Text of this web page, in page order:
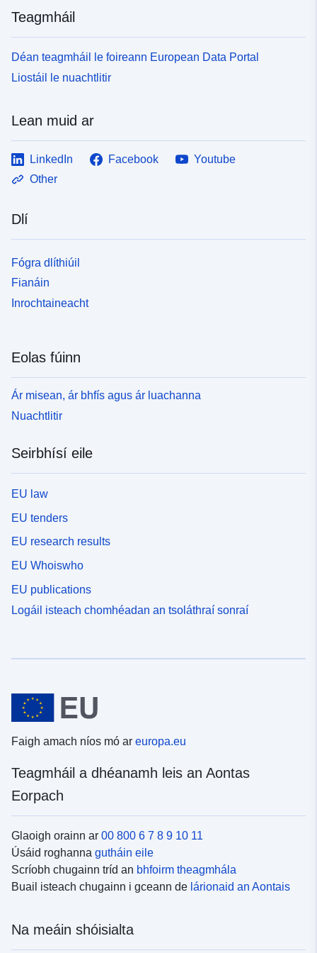
Teagmháil
Déan teagmháil le foireann European Data Portal
Liostáil le nuachtlitir
Lean muid ar
LinkedIn Facebook
Youtube
Other
Dlí
Fógra dlíthiúil
Fianáin
Inrochtaineacht
Eolas fúinn
Ár misean, ár bhfís agus ár luachanna
Nuachtlitir
Seirbhísí eile
EU law
EU tenders
EU research results
EU Whoiswho
EU publications
Logáil isteach chomhéadan an tsoláthraí sonraí
Faigh amach níos mó ar europa.eu
Teagmháil a dhéanamh leis an Aontas
Eorpach
Glaoigh orainn ar 00 800 6 7 8 9 10 11
Úsáid roghanna gutháin eile
Scríobh chugainn tríd an bhfoirm theagmhála
Buail isteach chugainn i gceann de lárionaid an Aontais
Na meáin shóisialta